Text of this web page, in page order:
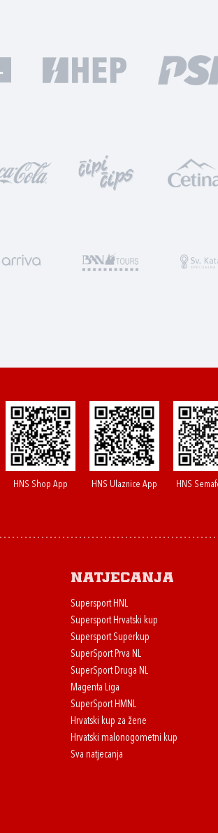
HNS Shop App HNS Ulaznice App HNS
Natjecanja
Supersport HNL
Supersport Hrvatski kup
Supersport Superkup
SuperSport Prva NL
SuperSport Druga NL
Magenta Liga
SuperSport HMNL
Hrvatski kup za žene
Hrvatski malonogometni kup
Sva natjecanja